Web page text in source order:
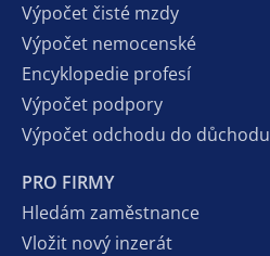
Výpočet čisté mzdy
Výpočet nemocenské
Encyklopedie profesí
Výpočet podpory
Výpočet odchodu do důchodu
PRO FIRMY
Hledám zaměstnance
Vložit nový inzerát